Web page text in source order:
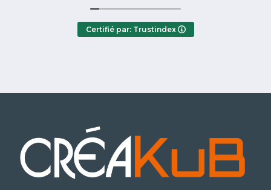
Certifié par: Trustindex